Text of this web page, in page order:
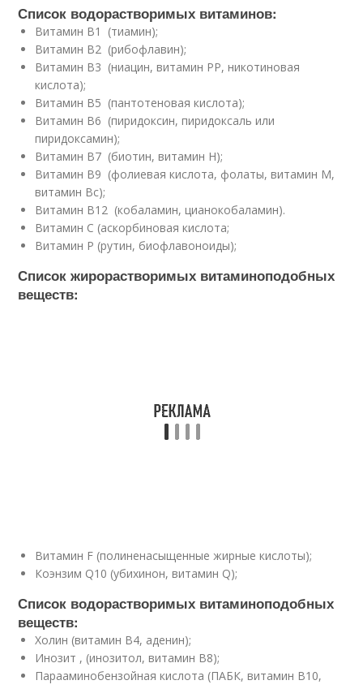
Список водорастворимых витаминов:
Витамин B1 (тиамин);
Витамин B2 (рибофлавин);
Витамин B3 (ниацин, витамин РР, никотиновая
кислота);
Витамин B5 (пантотеновая кислота);
Витамин B6 (пиридоксин, пиридоксаль или
пиридоксамин);
Витамин B7 (биотин, витамин Н);
Витамин B9 (фолиевая кислота, фолаты, витамин M,
витамин Bc);
Витамин B12 (кобаламин, цианокобаламин).
Витамин С (аскорбиновая кислота;
Витамин Р (рутин, биофлавоноиды);
Список жирорастворимых витаминоподобных
веществ:
Витамин F (полиненасыщенные жирные кислоты);
Коэнзим Q10 (убихинон, витамин Q);
Список водорастворимых витаминоподобных
веществ:
Холин (витамин B4, аденин);
Инозит , (инозитол, витамин B8);
Парааминобензойная кислота (ПАБК, витамин B10,